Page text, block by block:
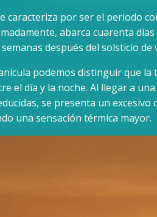
caracteriza por ser el periodo
abarca cuarenta
después del solsticio de
podemos distinguir que
el día y la noche. Al llegar a
se presenta un
una sensación térmica mayor.